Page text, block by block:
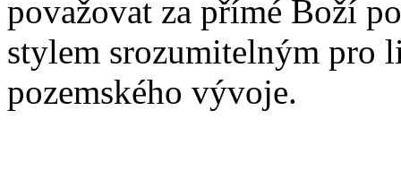
považovat za přímé Boží
stylem srozumitelným pro
pozemského vývoje.